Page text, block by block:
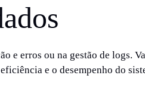
e erros ou na gestão de logs.
e o desempenho do